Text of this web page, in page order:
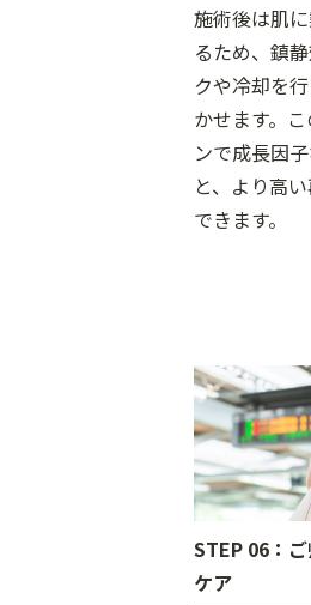
施術後は肌
るため、鎮
クや冷却を
かせます。
ンで成長因
と、より高
できます。
STEP 06：
ケア